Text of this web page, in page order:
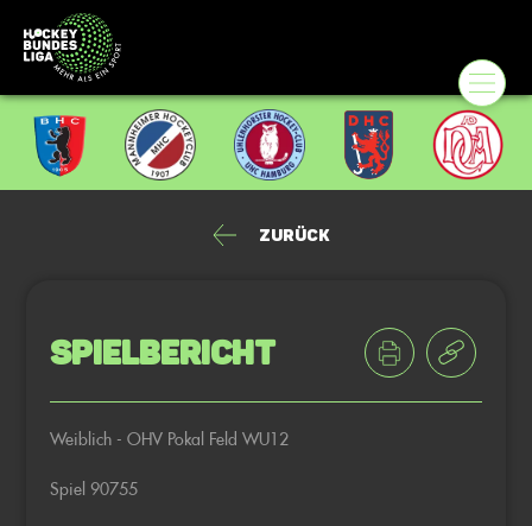
Zurück
Spielbericht
Weiblich - OHV Pokal Feld WU12
Spiel 90755